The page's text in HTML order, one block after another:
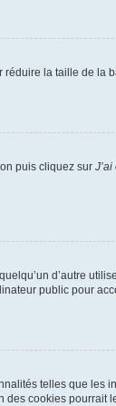
réduire la taille de la
puis cliquez sur
d’autre
public pour
telles que les
cookies pourrait